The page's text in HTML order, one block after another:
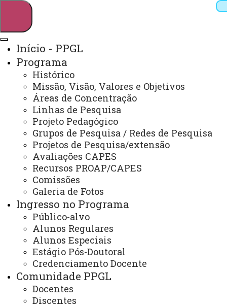
Webmail Sistemas
Arquivo Virtual
Campus
Início - PPGL
Programa
Histórico
Missão, Visão, Valores e Objetivos
Áreas de Concentração
Linhas de Pesquisa
Projeto Pedagógico
Grupos de Pesquisa / Redes de Pesquisa
Projetos de Pesquisa/extensão
Avaliações CAPES
Recursos PROAP/CAPES
Comissões
Galeria de Fotos
Ingresso no Programa
Público-alvo
Alunos Regulares
Alunos Especiais
Estágio Pós-Doutoral
Credenciamento Docente
Comunidade PPGL
Docentes
Discentes
Mestrado e Doutorado em Letras
EDITAL Nº 066/2022-PPGL -
CONVOCAÇÃO DE
ALUNAS/ALUNOS
CLASSIFICADAS/CLASSIFICADOS
PARA BOLSA DE ESTUDOS –